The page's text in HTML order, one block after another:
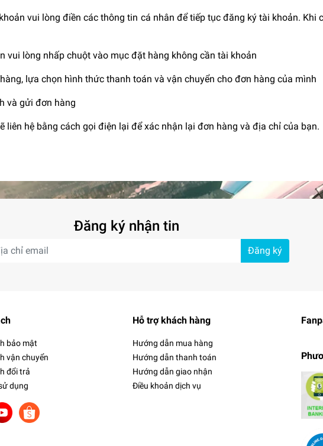
vui lòng điền các thông tin cá nhân để tiếp tục đăng ký tài khoản. Khi
vui lòng nhấp chuột vào mục đặt hàng không cần tài khoản
lựa chọn hình thức thanh toán và vận chuyển cho đơn hàng của mình
và gửi đơn hàng
hệ bằng cách gọi điện lại để xác nhận lại đơn hàng và địa chỉ của bạn.
Đăng ký nhận tin
Đăng ký
bảo mật
vận chuyển
đổi trả
dụng
Hỗ trợ khách hàng
Hướng dẫn mua hàng
Hướng dẫn thanh toán
Hướng dẫn giao nhận
Điều khoản dịch vụ